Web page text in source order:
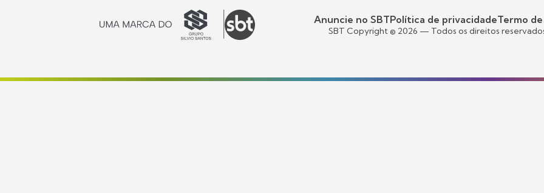
Anuncie no SBTPolítica de privacidadeTermo de
SBT Copyright © 2026 — Todos os direitos